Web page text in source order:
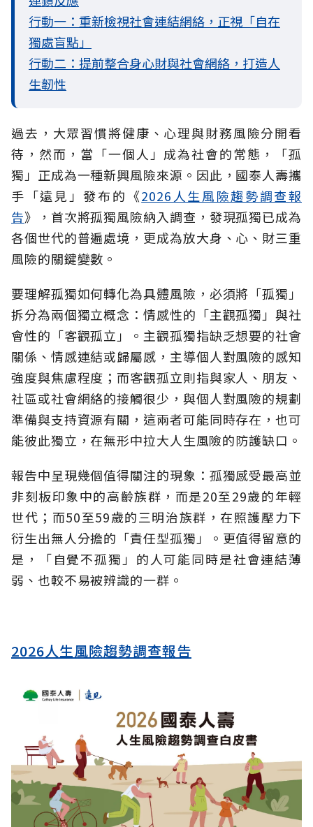
行動一：重新檢視社會連結網絡，正視「自在
獨處盲點」
行動二：提前整合身心財與社會網絡，打造人
生韌性
過去，大眾習慣將健康、心理與財務風險分開看
待，然而，當「一個人」成為社會的常態，「孤
獨」正成為一種新興風險來源。因此，國泰人壽攜
手「遠見」發布的《2026人生風險趨勢調查報
告》，首次將孤獨風險納入調查，發現孤獨已成為
各個世代的普遍處境，更成為放大身、心、財三重
風險的關鍵變數。
要理解孤獨如何轉化為具體風險，必須將「孤獨」
拆分為兩個獨立概念：情感性的「主觀孤獨」與社
會性的「客觀孤立」。主觀孤獨指缺乏想要的社會
關係、情感連結或歸屬感，主導個人對風險的感知
強度與焦慮程度；而客觀孤立則指與家人、朋友、
社區或社會網絡的接觸很少，與個人對風險的規劃
準備與支持資源有關，這兩者可能同時存在，也可
能彼此獨立，在無形中拉大人生風險的防護缺口。
報告中呈現幾個值得關注的現象：孤獨感受最高並
非刻板印象中的高齡族群，而是20至29歲的年輕
世代；而50至59歲的三明治族群，在照護壓力下
衍生出無人分擔的「責任型孤獨」。更值得留意的
是，「自覺不孤獨」的人可能同時是社會連結薄
弱、也較不易被辨識的一群。
2026人生風險趨勢調查報告